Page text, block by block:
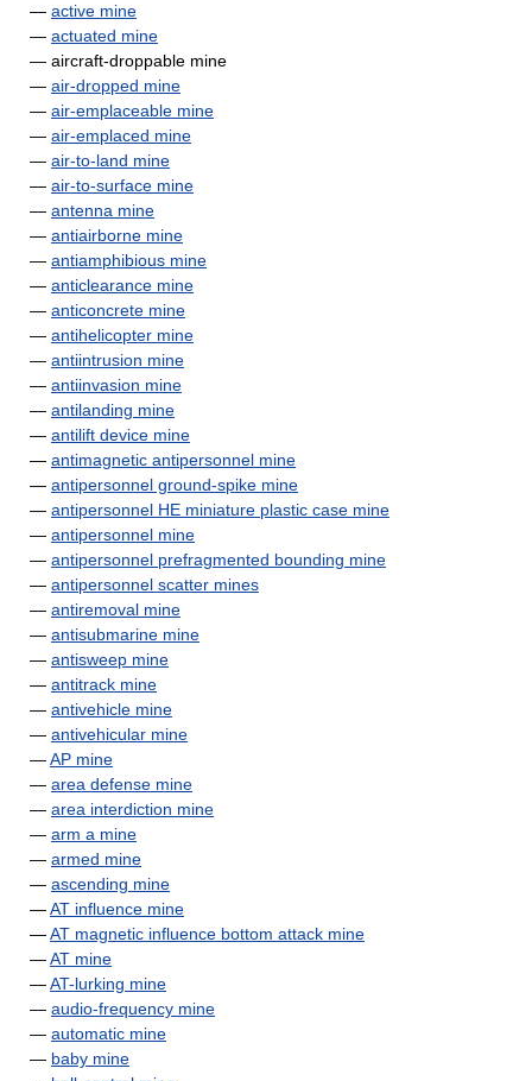
— active mine
— actuated mine
— aircraft-droppable mine
— air-dropped mine
— air-emplaceable mine
— air-emplaced mine
— air-to-land mine
— air-to-surface mine
— antenna mine
— antiairborne mine
— antiamphibious mine
— anticlearance mine
— anticoncrete mine
— antihelicopter mine
— antiintrusion mine
— antiinvasion mine
— antilanding mine
— antilift device mine
— antimagnetic antipersonnel mine
— antipersonnel ground-spike mine
— antipersonnel HE miniature plastic case mine
— antipersonnel mine
— antipersonnel prefragmented bounding mine
— antipersonnel scatter mines
— antiremoval mine
— antisubmarine mine
— antisweep mine
— antitrack mine
— antivehicle mine
— antivehicular mine
—AP mine
— area defense mine
— area interdiction mine
— arm a mine
— armed mine
— ascending mine
—AT influence mine
—AT magnetic influence bottom attack mine
—AT mine
—AT-lurking mine
— audio-frequency mine
— automatic mine
— baby mine